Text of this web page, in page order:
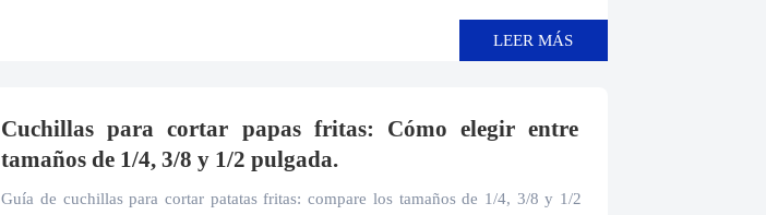
LEER MÁS
Cuchillas para cortar papas fritas: Cómo elegir entre
tamaños de 1/4, 3/8 y 1/2 pulgada.
Guía de cuchillas para cortar patatas fritas: compare los tamaños de 1/4, 3/8 y 1/2